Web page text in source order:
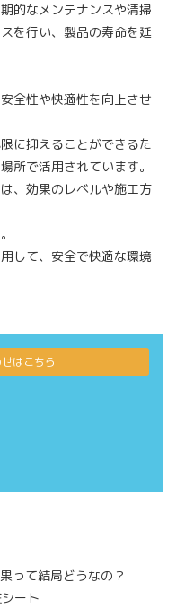
的なメンテナンスや清掃
を行い、製品の寿命を延
全性や快適性を向上させ
に抑えることができるた
所で活用されています。
、効果のレベルや施工方
。
して、安全で快適な環境
はこちら
って結局どうなの？
ート